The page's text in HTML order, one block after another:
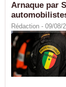
Arnaque par
Rédaction - 09/08/